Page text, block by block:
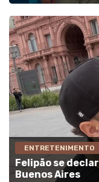
ENTRETENIMENTO
Felipão se
Buenos Aires